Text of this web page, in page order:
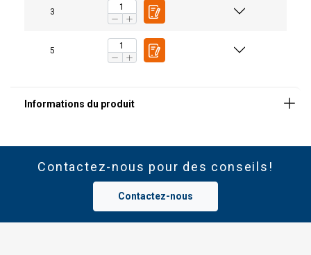
3
5
Caractéristiques:
Attention:
Contactez-nous pour des conseils!
Contactez-nous